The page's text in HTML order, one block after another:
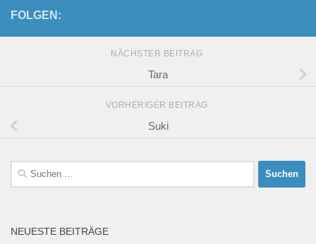
FOLGEN:
NÄCHSTER BEITRAG
Tara
VORHERIGER BEITRAG
Suki
Suchen
nach:
NEUESTE BEITRÄGE